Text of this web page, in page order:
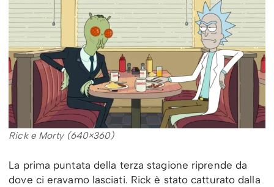
Rick e Morty (640×360)
La prima puntata della terza stagione riprende da
dove ci eravamo lasciati. Rick è stato catturato dalla